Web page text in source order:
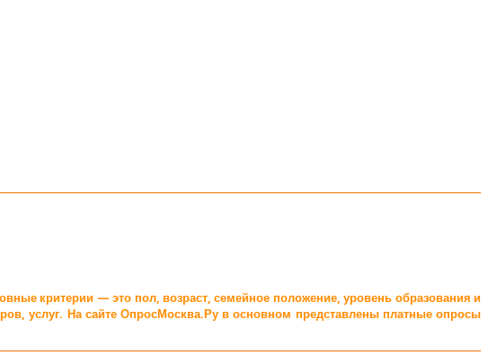
критерии — это пол, возраст, семейное положение, уровень образования и
услуг. На сайте ОпросМосква.Ру в основном представлены платные опросы